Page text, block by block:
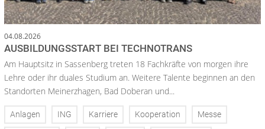
04.08.2026
AUSBILDUNGSSTART BEI TECHNOTRANS
Am Hauptsitz in Sassenberg treten 18 Fachkräfte von morgen ihre
Lehre oder ihr duales Studium an. Weitere Talente beginnen an den
Standorten Meinerzhagen, Bad Doberan und...
Anlagen ING Karriere Kooperation Messe